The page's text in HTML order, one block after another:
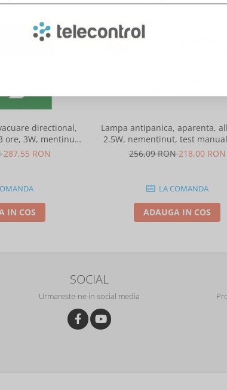
directional,
ore, 3W, mentinut,
test automat, IP20, Intelight 90085
287,55 RON
IN COS
Lampa antipanica, aparenta,
2.5W, nementinut, test
lentile punct de siguranta,
256,09 RON218,00 RON
LA COMANDA
ADAUGA IN COS
SOCIAL
Urmareste-ne in social media